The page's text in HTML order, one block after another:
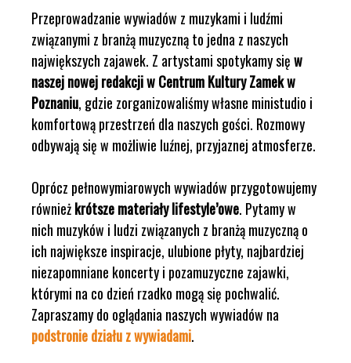
Przeprowadzanie wywiadów z muzykami i ludźmi
związanymi z branżą muzyczną to jedna z naszych
największych zajawek. Z artystami spotykamy sięw
naszej nowej redakcji w Centrum Kultury Zamek w
Poznaniu, gdzie zorganizowaliśmy własne ministudio i
komfortową przestrzeń dla naszych gości. Rozmowy
odbywają się w możliwie luźnej, przyjaznej atmosferze.
Oprócz pełnowymiarowych wywiadów przygotowujemy
równieżkrótsze materiały lifestyle’owe. Pytamy w
nich muzyków i ludzi związanych z branżą muzyczną o
ich największe inspiracje, ulubione płyty, najbardziej
niezapomniane koncerty i pozamuzyczne zajawki,
którymi na co dzień rzadko mogą się pochwalić.
Zapraszamy do oglądania naszych wywiadów na
podstronie działu z wywiadami.